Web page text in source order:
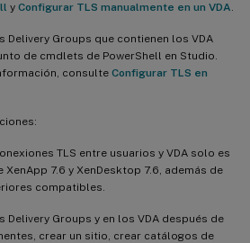
y Configurar TLS manualmente en un VDA
Delivery Groups que contienen los VDA
de cmdlets de PowerShell en Studio.
consulte Configurar TLS en
TLS entre usuarios y VDA solo es
7.6 y XenDesktop 7.6, además de
compatibles.
Delivery Groups y en los VDA después de
crear un sitio, crear catálogos de